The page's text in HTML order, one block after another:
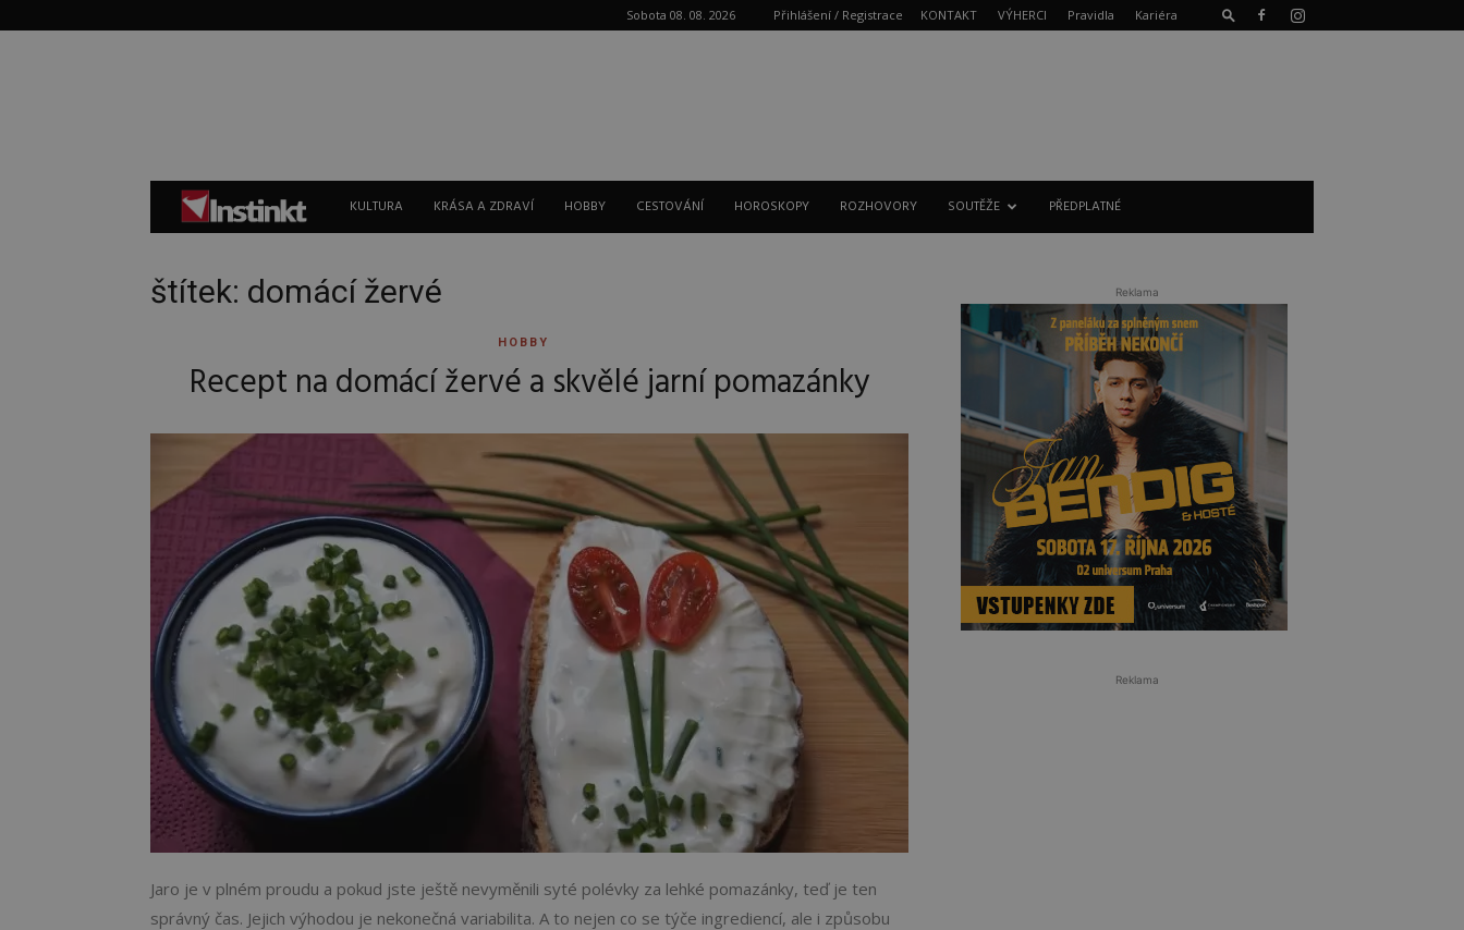
Sobota 08. 08. 2026 Přihlášení / Registrace KONTAKT VÝHERCI Pravidla Kariéra
Instinkt
KULTURA KRÁSA A ZDRAVÍ HOBBY CESTOVÁNÍ HOROSKOPY ROZHOVORY SOUTĚŽE PŘEDPLATNÉ
štítek: domácí žervé
HOBBY
Recept na domácí žervé a skvělé jarní pomazánky
Jaro je v plném proudu a pokud jste ještě nevyměnili syté polévky za lehké pomazánky, teď je ten
správný čas. Jejich výhodou je nekonečná variabilita. A to nejen co se týče ingrediencí, ale i způsobu
Reklama
Reklama